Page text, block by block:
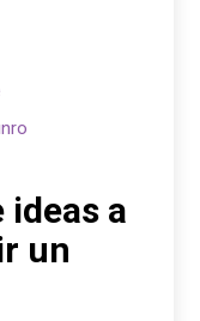
ideas a
un